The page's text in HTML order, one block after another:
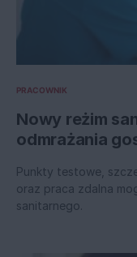
PRACOWNIK
Nowy reżim
odmrażania
Punkty testowe,
oraz praca zdalna
sanitarnego.